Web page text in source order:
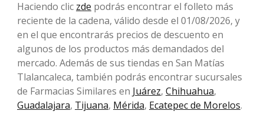
Haciendo clic zde podrás encontrar el folleto más
reciente de la cadena, válido desde el 01/08/2026, y
en el que encontrarás precios de descuento en
algunos de los productos más demandados del
mercado. Además de sus tiendas en San Matías
Tlalancaleca, también podrás encontrar sucursales
de Farmacias Similares en Juárez, Chihuahua,
Guadalajara, Tijuana, Mérida, Ecatepec de Morelos.